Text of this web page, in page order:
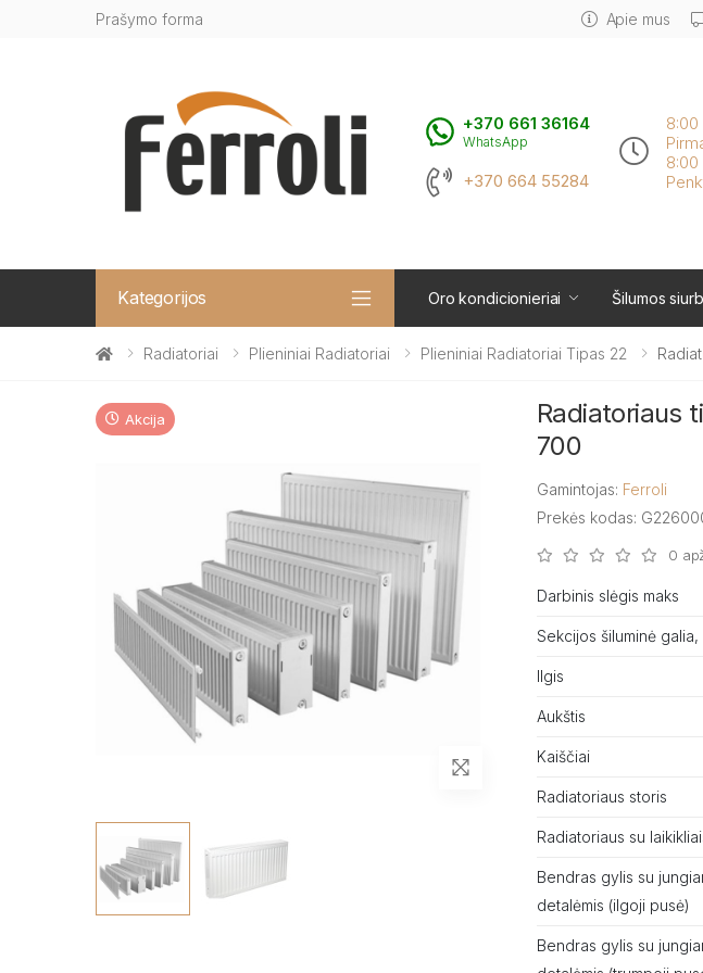
Prašymo forma Apie mus
+370 661 36164
WhatsApp
+370 664 55284
8:00
8:00
Kategorijos Oro kondicionieriai Šilumos
Radiatoriai Plieniniai Radiatoriai Plieniniai Radiatoriai Tipas 22
Akcija
Radiatoriaus
700
Gamintojas: Ferroli
Prekės kodas:
0
Darbinis slėgis maks
Sekcijos šiluminė
Ilgis
Aukštis
Kaiščiai
Radiatoriaus storis
Radiatoriaus su
Bendras gylis su
detalėmis (ilgoji pusė)
Bendras gylis su